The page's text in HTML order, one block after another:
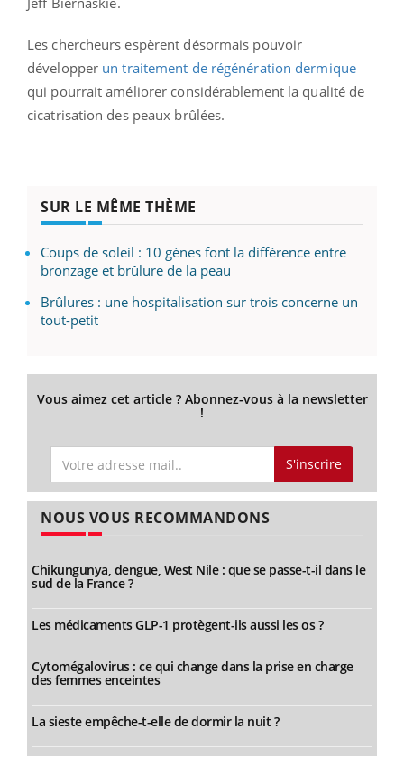
Les chercheurs espèrent désormais pouvoir
développer un traitement de régénération dermique
qui pourrait améliorer considérablement la qualité de
cicatrisation des peaux brûlées.
SUR LE MÊME THÈME
Coups de soleil : 10 gènes font la différence entre
bronzage et brûlure de la peau
Brûlures : une hospitalisation sur trois concerne un
tout-petit
Vous aimez cet article ? Abonnez-vous à la newsletter
!
S'inscrire
NOUS VOUS RECOMMANDONS
Chikungunya, dengue, West Nile : que se passe-t-il dans le
sud de la France ?
Les médicaments GLP-1 protègent-ils aussi les os ?
Cytomégalovirus : ce qui change dans la prise en charge
des femmes enceintes
La sieste empêche-t-elle de dormir la nuit ?